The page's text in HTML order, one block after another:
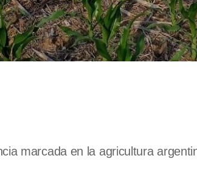
marcada en la agricultura